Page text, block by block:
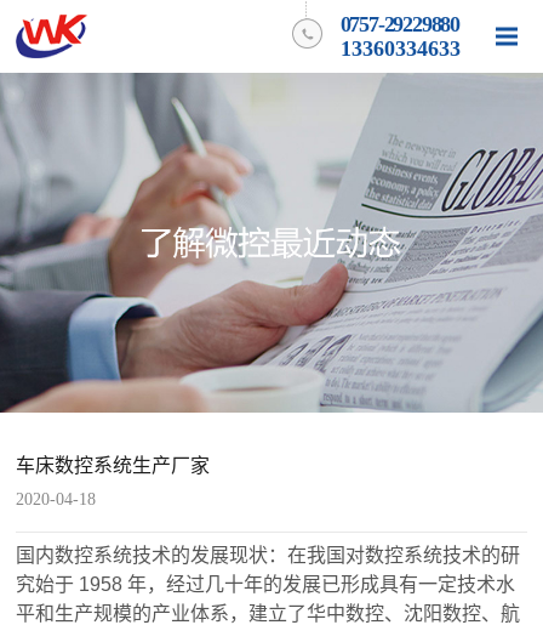
0757-29229880
13360334633
车床数控系统生产厂家
2020-04-18
国内数控系统技术的发展现状：在我国对数控系统技术的研
究始于 1958 年，经过几十年的发展已形成具有一定技术水
平和生产规模的产业体系，建立了华中数控、沈阳数控、航